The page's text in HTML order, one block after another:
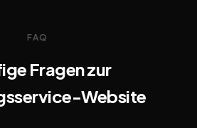
FAQ
Fragen zur
Website